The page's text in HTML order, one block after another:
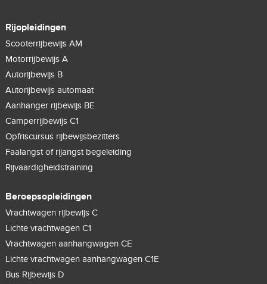
Rijopleidingen
Scooterrijbewijs AM
Motorrijbewijs A
Autorijbewijs B
Autorijbewijs automaat
Aanhanger rijbewijs BE
Camperrijbewijs C1
Opfriscursus rijbewijsbezitters
Faalangst of rijangst begeleiding
Rijvaardigheidstraining
Beroepsopleidingen
Vrachtwagen rijbewijs C
Lichte vrachtwagen C1
Vrachtwagen aanhangwagen CE
Lichte vrachtwagen aanhangwagen C1E
Bus Rijbewijs D